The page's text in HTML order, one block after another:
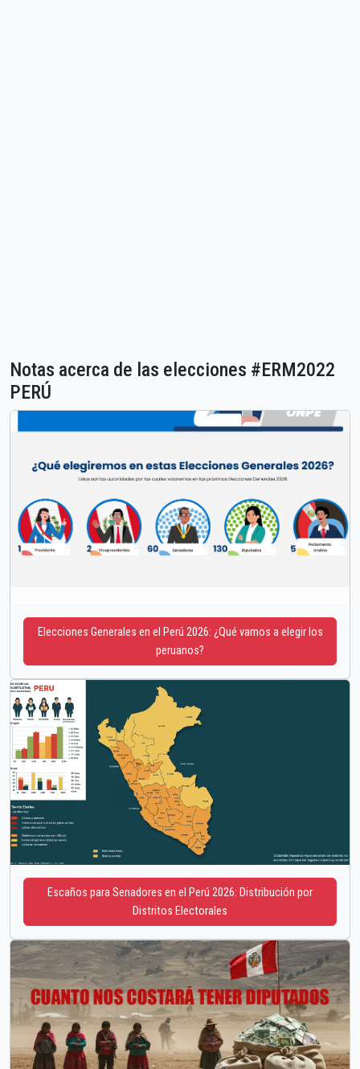
Notas acerca de las elecciones #ERM2022
PERÚ
Elecciones Generales en el Perú 2026: ¿Qué vamos a elegir los
peruanos?
Escaños para Senadores en el Perú 2026: Distribución por
Distritos Electorales